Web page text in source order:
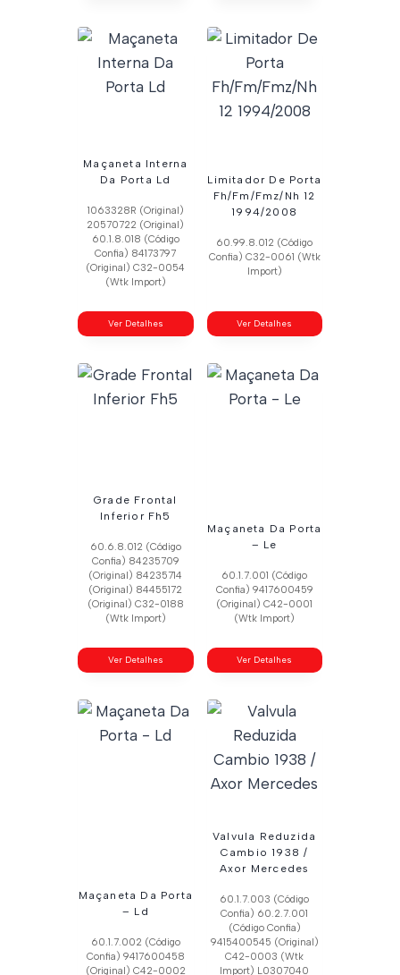
Maçaneta Interna
Da Porta Ld
1063328R (Original)
20570722 (Original)
60.1.8.018 (Código
Confia) 84173797
(Original) C32-0054
(Wtk Import)
Ver Detalhes
Limitador De Porta
Fh/Fm/Fmz/Nh 12
1994/2008
60.99.8.012 (Código
Confia) C32-0061 (Wtk
Import)
Ver Detalhes
Grade Frontal
Inferior Fh5
60.6.8.012 (Código
Confia) 84235709
(Original) 84235714
(Original) 84455172
(Original) C32-0188
(Wtk Import)
Ver Detalhes
Maçaneta Da Porta
– Le
60.1.7.001 (Código
Confia) 9417600459
(Original) C42-0001
(Wtk Import)
Ver Detalhes
Maçaneta Da Porta
– Ld
60.1.7.002 (Código
Confia) 9417600458
(Original) C42-0002
Valvula Reduzida
Cambio 1938 /
Axor Mercedes
60.1.7.003 (Código
Confia) 60.2.7.001
(Código Confia)
9415400545 (Original)
C42-0003 (Wtk
Import) L0307040